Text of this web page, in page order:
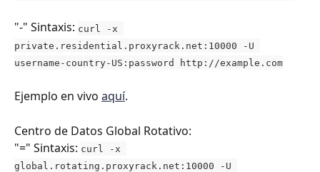
"-" Sintaxis: curl -x
private.residential.proxyrack.net:10000 -U
username-country-US:password http://example.com
Ejemplo en vivo aquí.
Centro de Datos Global Rotativo:
"=" Sintaxis: ​ curl -x
global.rotating.proxyrack.net:10000 -U